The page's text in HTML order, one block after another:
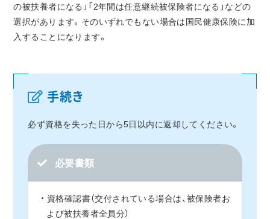
の被扶養者になる」「2年間は任意継続被保険者になる」などの
選択があります。そのいずれでもない場合は国民健康保険に加
入することになります。
手続き
必ず資格を失った日から5日以内に返却してください。
必要書類
資格確認書（交付されている場合は、被保険者お
よび被扶養者全員分）